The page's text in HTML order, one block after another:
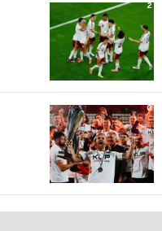
2
0